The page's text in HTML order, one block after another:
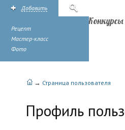
Добавить
Рецепт
Мастер-класс
Фото
Конкурсы
→ Страница пользователя
Профиль